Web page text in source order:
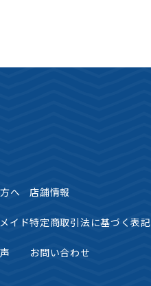
へ
イド
店舗情報
特定商取引法に基づく表記
お問い合わせ